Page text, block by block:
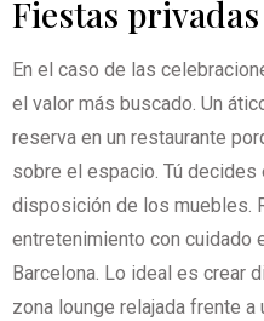
Fiestas
En el caso de las
el valor más buscado. Un
reserva en un restaurante
sobre el espacio. Tú
disposición de los muebles.
entretenimiento con cuidado
Barcelona. Lo ideal es crear
zona lounge relajada frente